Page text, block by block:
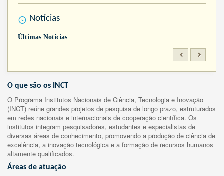
Notícias
Últimas Notícias
O que são os INCT
O Programa Institutos Nacionais de Ciência, Tecnologia e Inovação
(INCT) reúne grandes projetos de pesquisa de longo prazo, estruturados
em redes nacionais e internacionais de cooperação científica. Os
institutos integram pesquisadores, estudantes e especialistas de
diversas áreas de conhecimento, promovendo a produção de ciência de
excelência, a inovação tecnológica e a formação de recursos humanos
altamente qualificados.
Áreas de atuação